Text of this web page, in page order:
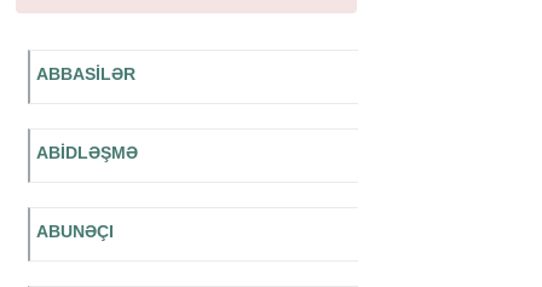
ABBASİLƏR
ABİDLƏŞMƏ
ABUNƏÇI